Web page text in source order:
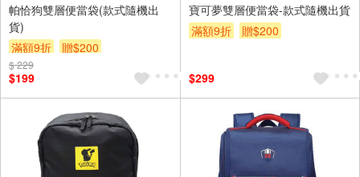
帕恰狗雙層便當袋(款式隨機出
貨)
滿額9折
贈$200
$ 229
$199
寶可夢雙層便當袋-款式隨機出貨
滿額9折
贈$200
$299